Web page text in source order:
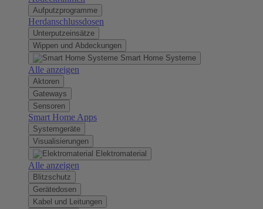
Aufputzprogramme
Herdanschlussdosen
Unterputzeinsätze
Wippen und Abdeckungen
Smart Home Systeme
Alle anzeigen
Aktoren
Gateways
Sensoren
Smart Home Apps
Systemgeräte
Visualisierungen
Elektromaterial
Alle anzeigen
Blitzschutz
Gerätedosen
Kabel und Leitungen